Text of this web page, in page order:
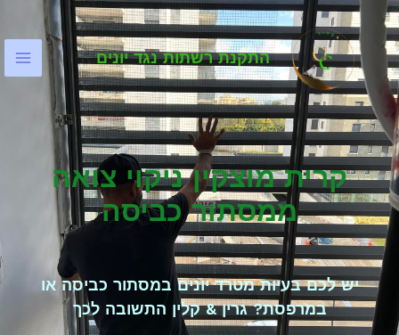
התקנת רשתות נגד יונים
קרית מוצקין ניקוי צואה
ממסתור כביסה
יש לכם בעיות מטרד יונים במסתור כביסה או
במרפסת? גרין & קלין התשובה לכך